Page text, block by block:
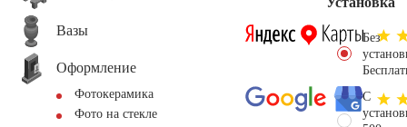
Вазы
Оформление
Фотокерамика
Фото на стекле
Без
С